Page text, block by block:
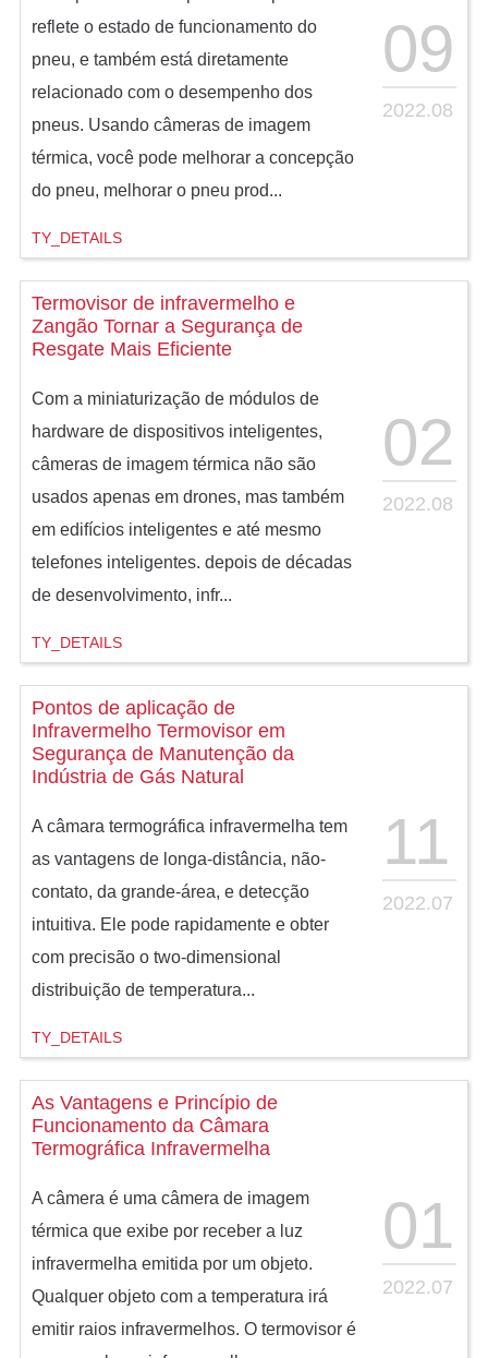
09
2022.08
reflete o estado de funcionamento do
pneu, e também está diretamente
relacionado com o desempenho dos
pneus. Usando câmeras de imagem
térmica, você pode melhorar a concepção
do pneu, melhorar o pneu prod...
TY_DETAILS
Termovisor de infravermelho e
Zangão Tornar a Segurança de
Resgate Mais Eficiente
02
2022.08
Com a miniaturização de módulos de
hardware de dispositivos inteligentes,
câmeras de imagem térmica não são
usados apenas em drones, mas também
em edifícios inteligentes e até mesmo
telefones inteligentes. depois de décadas
de desenvolvimento, infr...
TY_DETAILS
Pontos de aplicação de
Infravermelho Termovisor em
Segurança de Manutenção da
Indústria de Gás Natural
11
2022.07
A câmara termográfica infravermelha tem
as vantagens de longa-distância, não-
contato, da grande-área, e detecção
intuitiva. Ele pode rapidamente e obter
com precisão o two-dimensional
distribuição de temperatura...
TY_DETAILS
As Vantagens e Princípio de
Funcionamento da Câmara
Termográfica Infravermelha
01
2022.07
A câmera é uma câmera de imagem
térmica que exibe por receber a luz
infravermelha emitida por um objeto.
Qualquer objeto com a temperatura irá
emitir raios infravermelhos. O termovisor é